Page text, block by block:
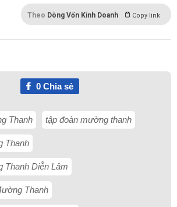
Theo Dòng Vốn Kinh Doanh Copy link
0Chia sẻ
Thanh tập đoàn mường thanh
Thanh
Thanh Diễn Lâm
Thanh